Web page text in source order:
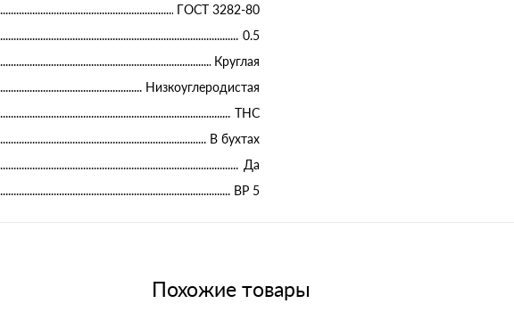
ГОСТ 3282-80
0.5
Круглая
Низкоуглеродистая
ТНС
В бухтах
Да
ВР 5
Похожие товары